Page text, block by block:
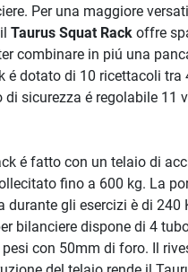
Per una maggiore
Taurus Squat Rack offre
combinare in piú una
é dotato di 10 ricettacoli tra
di sicurezza é regolabile 11
é fatto con un telaio di
fino a 600 kg. La
gli esercizi è di 240
bilanciere dispone di 4
con 50mm di foro. Il